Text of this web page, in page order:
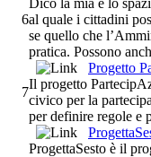
6al quale i cittadini
se quello che
pratica. Possono
7
Progetto
Il progetto
civico per la
per definire regole e
ProgettaSesto è il